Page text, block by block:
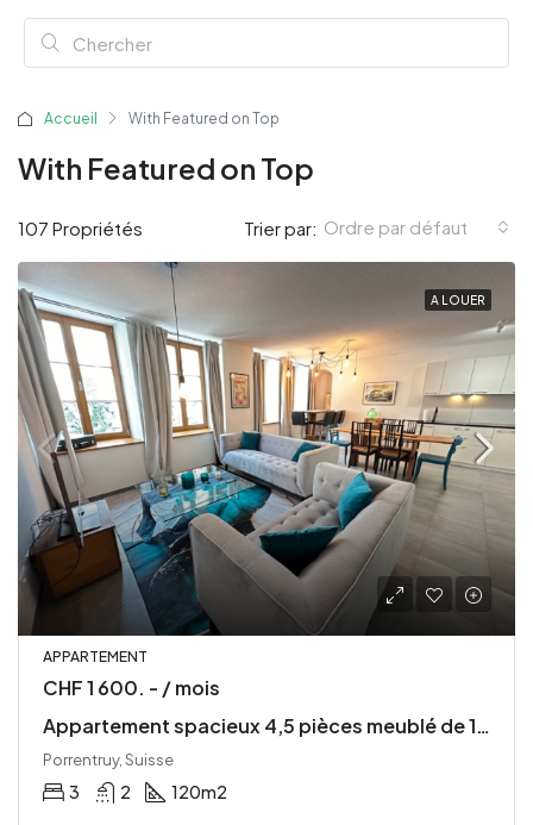
Accueil With Featured on Top
With Featured on Top
107 Propriétés Trier par: Ordre par défaut
A LOUER
APPARTEMENT
CHF 1 600. - / mois
Appartement spacieux 4,5 pièces meublé de 120 m² au cœur de Porrentruy
Porrentruy, Suisse
3 2 120m2